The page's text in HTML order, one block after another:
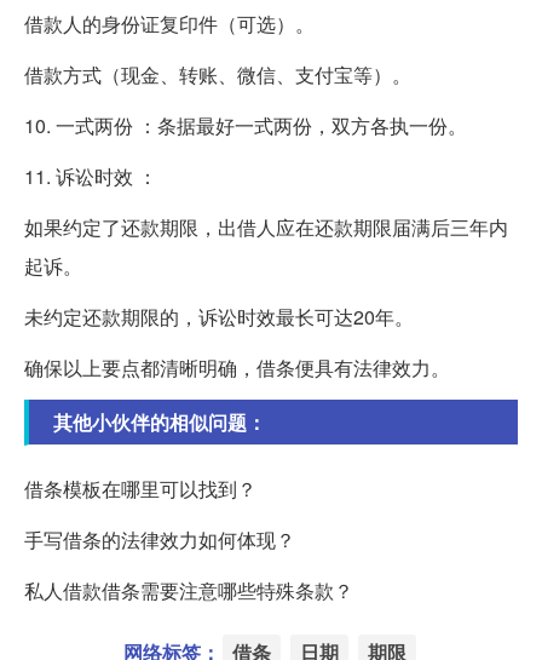
借款人的身份证复印件（可选）。
借款方式（现金、转账、微信、支付宝等）。
10. 一式两份 ：条据最好一式两份，双方各执一份。
11. 诉讼时效 ：
如果约定了还款期限，出借人应在还款期限届满后三年内
起诉。
未约定还款期限的，诉讼时效最长可达20年。
确保以上要点都清晰明确，借条便具有法律效力。
其他小伙伴的相似问题：
借条模板在哪里可以找到？
手写借条的法律效力如何体现？
私人借款借条需要注意哪些特殊条款？
网络标签： 借条 日期 期限